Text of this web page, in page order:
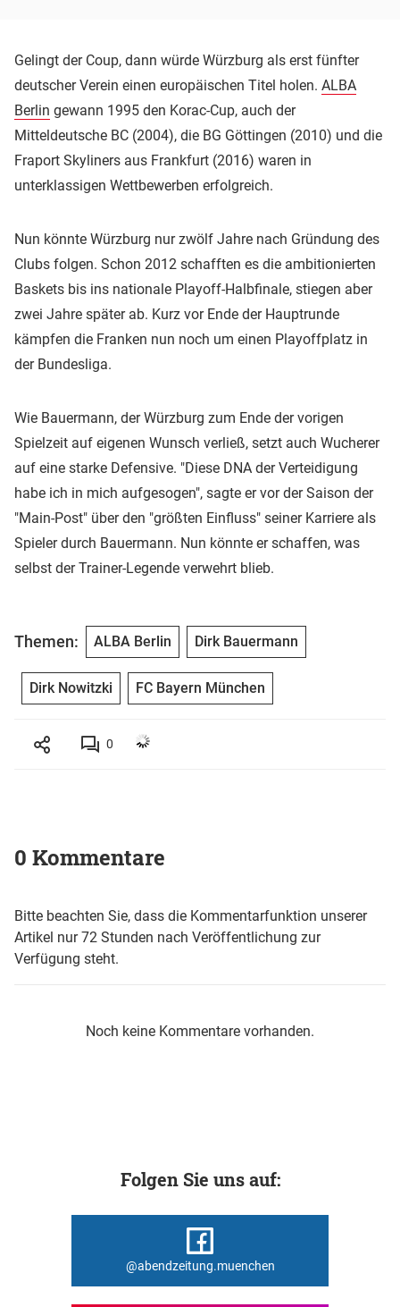
Gelingt der Coup, dann würde Würzburg als erst fünfter
deutscher Verein einen europäischen Titel holen. ALBA
Berlin gewann 1995 den Korac-Cup, auch der
Mitteldeutsche BC (2004), die BG Göttingen (2010) und die
Fraport Skyliners aus Frankfurt (2016) waren in
unterklassigen Wettbewerben erfolgreich.
Nun könnte Würzburg nur zwölf Jahre nach Gründung des
Clubs folgen. Schon 2012 schafften es die ambitionierten
Baskets bis ins nationale Playoff-Halbfinale, stiegen aber
zwei Jahre später ab. Kurz vor Ende der Hauptrunde
kämpfen die Franken nun noch um einen Playoffplatz in
der Bundesliga.
Wie Bauermann, der Würzburg zum Ende der vorigen
Spielzeit auf eigenen Wunsch verließ, setzt auch Wucherer
auf eine starke Defensive. "Diese DNA der Verteidigung
habe ich in mich aufgesogen", sagte er vor der Saison der
"Main-Post" über den "größten Einfluss" seiner Karriere als
Spieler durch Bauermann. Nun könnte er schaffen, was
selbst der Trainer-Legende verwehrt blieb.
Themen: ALBA Berlin Dirk Bauermann
Dirk Nowitzki FC Bayern München
0
0 Kommentare
Bitte beachten Sie, dass die Kommentarfunktion unserer
Artikel nur 72 Stunden nach Veröffentlichung zur
Verfügung steht.
Noch keine Kommentare vorhanden.
Folgen Sie uns auf:
@abendzeitung.muenchen